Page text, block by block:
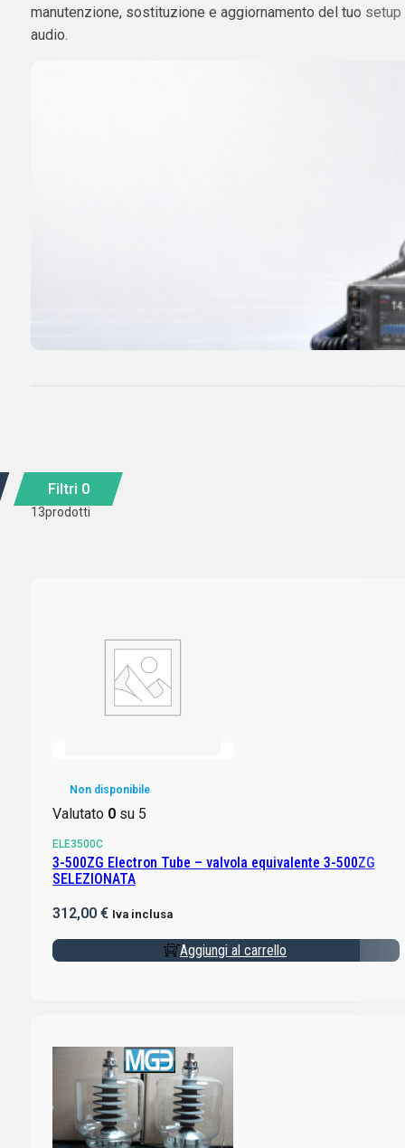
manutenzione, sostituzione e aggiornamento del tuo setup
audio.
Filtri 0
13prodotti
Non disponibile
Valutato 0su 5
ELE3500C
3-500ZG Electron Tube – valvola equivalente 3-500ZG
SELEZIONATA
312,00 € Iva inclusa
Aggiungi al carrello